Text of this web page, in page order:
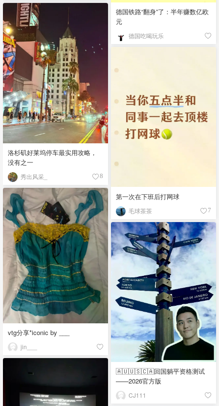
德国铁路“翻身”了：半年赚数亿欧
元
德国吃喝玩乐
洛杉矶好莱坞停车最实用攻略，
没有之一
秀出风采_ 8
第一次在下班后打网球
毛球茶茶 7
vtg分享*iconic by ___
jin___
🇦🇺🇺🇸🇨🇦回国躺平资格测试
——2026官方版
CJ111